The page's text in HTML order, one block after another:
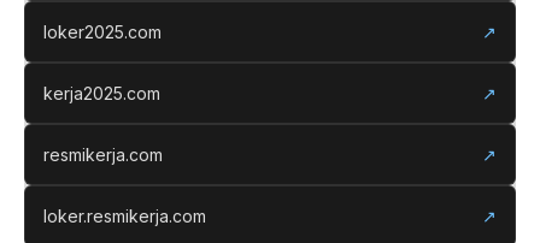
loker2025.com ↗
kerja2025.com ↗
resmikerja.com ↗
loker.resmikerja.com ↗